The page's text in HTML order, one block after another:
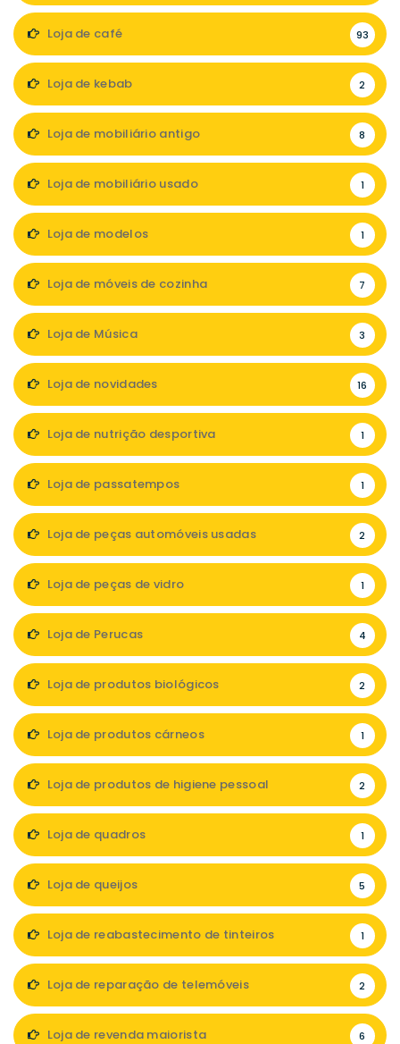
Loja de café 93
Loja de kebab 2
Loja de mobiliário antigo 8
Loja de mobiliário usado 1
Loja de modelos 1
Loja de móveis de cozinha 7
Loja de Música 3
Loja de novidades 16
Loja de nutrição desportiva 1
Loja de passatempos 1
Loja de peças automóveis usadas 2
Loja de peças de vidro 1
Loja de Perucas 4
Loja de produtos biológicos 2
Loja de produtos cárneos 1
Loja de produtos de higiene pessoal 2
Loja de quadros 1
Loja de queijos 5
Loja de reabastecimento de tinteiros 1
Loja de reparação de telemóveis 2
Loja de revenda maiorista 6